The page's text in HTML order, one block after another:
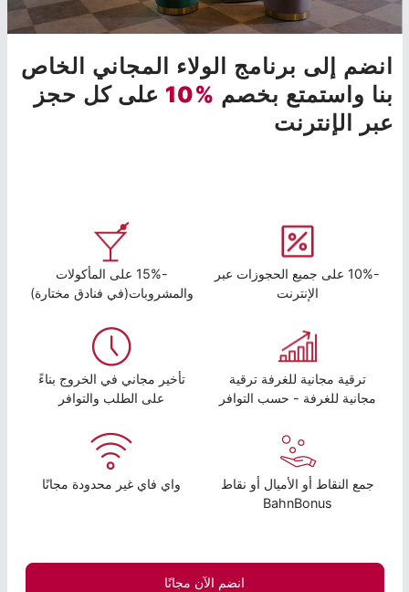
انضم إلى برنامج الولاء المجاني الخاص
بنا واستمتع بخصم %10
على كل حجز
عبر الإنترنت
-10% على جميع الحجوزات عبر
الإنترنت
-15% على المأكولات
والمشروبات(في فنادق مختارة)
ترقية مجانية للغرفة ترقية
مجانية للغرفة - حسب التوافر
تأخير مجاني في الخروج بناءً
على الطلب والتوافر
جمع النقاط أو الأميال أو نقاط
BahnBonus
واي فاي غير محدودة مجانًا
انضم الآن مجانًا